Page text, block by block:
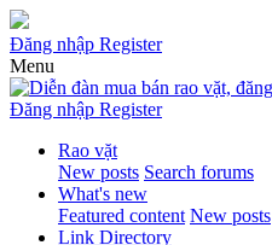
Đăng nhập Register
Menu
Đăng nhập Register
Rao vặt
New posts Search forums
What's new
Featured content New posts
Link Directory